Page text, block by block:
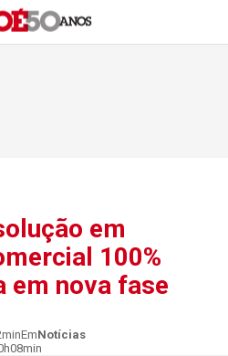
em
100%
em nova fase
EmNotícias